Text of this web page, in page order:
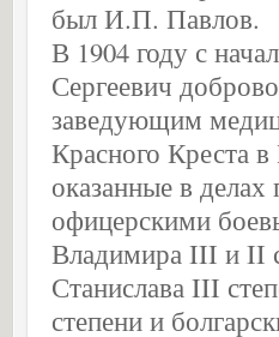
был И.П. Павлов.
В 1904 году с
Сергеевич
заведующим
Красного Креста
оказанные в
офицерскими
Владимира III и II
Станислава III
степени и